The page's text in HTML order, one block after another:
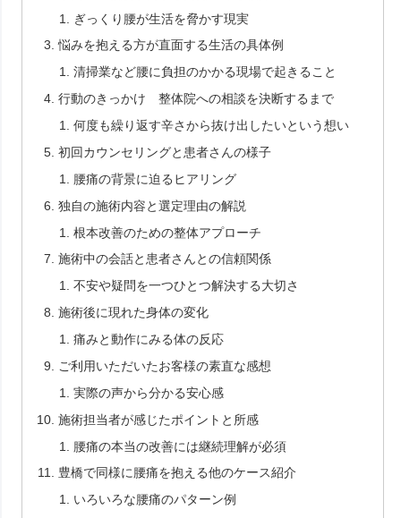
ぎっくり腰が生活を脅かす現実
悩みを抱える方が直面する生活の具体例
清掃業など腰に負担のかかる現場で起きること
行動のきっかけ 整体院への相談を決断するまで
何度も繰り返す辛さから抜け出したいという想い
初回カウンセリングと患者さんの様子
腰痛の背景に迫るヒアリング
独自の施術内容と選定理由の解説
根本改善のための整体アプローチ
施術中の会話と患者さんとの信頼関係
不安や疑問を一つひとつ解決する大切さ
施術後に現れた身体の変化
痛みと動作にみる体の反応
ご利用いただいたお客様の素直な感想
実際の声から分かる安心感
施術担当者が感じたポイントと所感
腰痛の本当の改善には継続理解が必須
豊橋で同様に腰痛を抱える他のケース紹介
いろいろな腰痛のパターン例